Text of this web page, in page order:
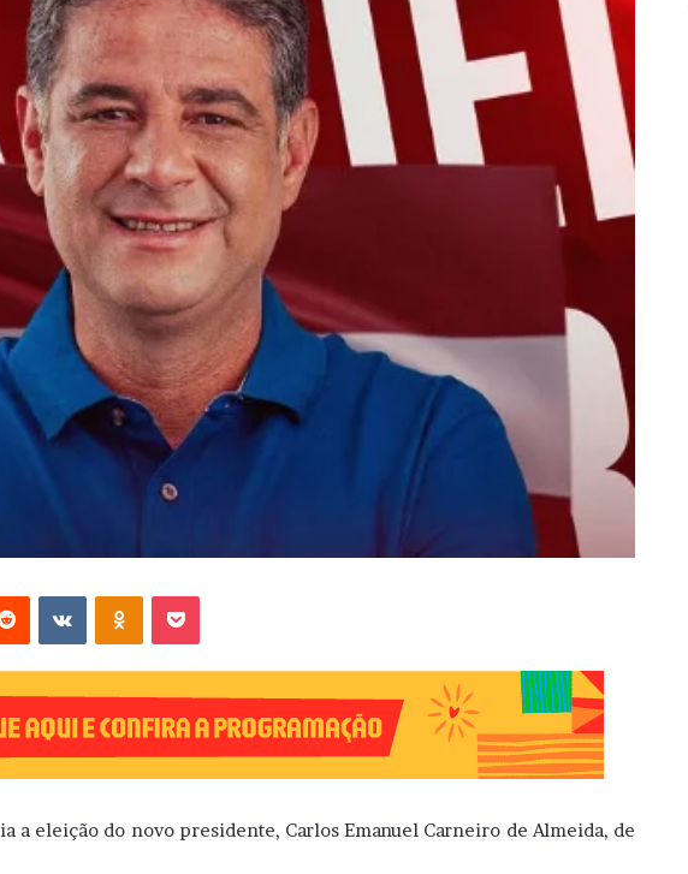
VK OK
a eleição do novo presidente, Carlos Emanuel Carneiro de Almeida, de